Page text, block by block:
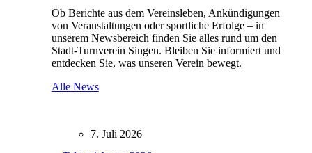
Ob Berichte aus dem Vereinsleben, Ankündigungen
von Veranstaltungen oder sportliche Erfolge – in
unserem Newsbereich finden Sie alles rund um den
Stadt-Turnverein Singen. Bleiben Sie informiert und
entdecken Sie, was unseren Verein bewegt.
Alle News
7. Juli 2026